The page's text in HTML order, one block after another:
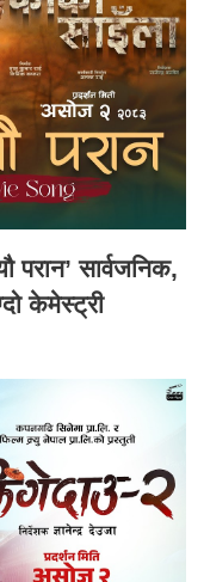
परान’ सार्वजनिक,
केमेस्ट्री